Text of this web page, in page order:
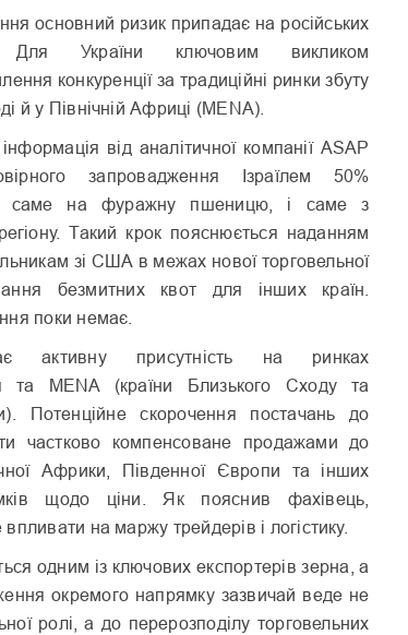
основний ризик припадає на російських
Для України ключовим викликом
конкуренції за традиційні ринки збуту
й у Північній Африці (MENA).
від аналітичної компанії ASAP
запровадження Ізраїлем 50%
саме на фуражну пшеницю, і саме з
Такий крок пояснюється наданням
зі США в межах нової торговельної
безмитних квот для інших країн.
поки немає.
активну присутність на ринках
та MENA (країни Близького Сходу та
Потенційне скорочення постачань до
частково компенсоване продажами до
Африки, Південної Європи та інших
щодо ціни. Як пояснив фахівець,
на маржу трейдерів і логістику.
одним із ключових експортерів зерна, а
окремого напрямку зазвичай веде не
ролі, а до перерозподілу торговельних